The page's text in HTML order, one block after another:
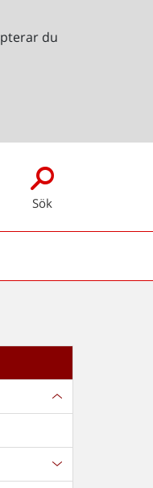
du
Sök